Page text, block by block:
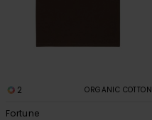
2 ORGANIC COTTON
Fortune